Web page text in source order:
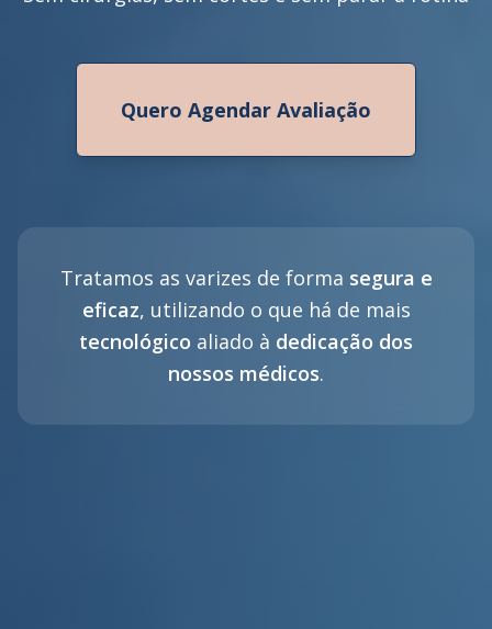
Quero Agendar Avaliação
Tratamos as varizes de forma segura e
eficaz, utilizando o que há de mais
tecnológico aliado à dedicação dos
nossos médicos.